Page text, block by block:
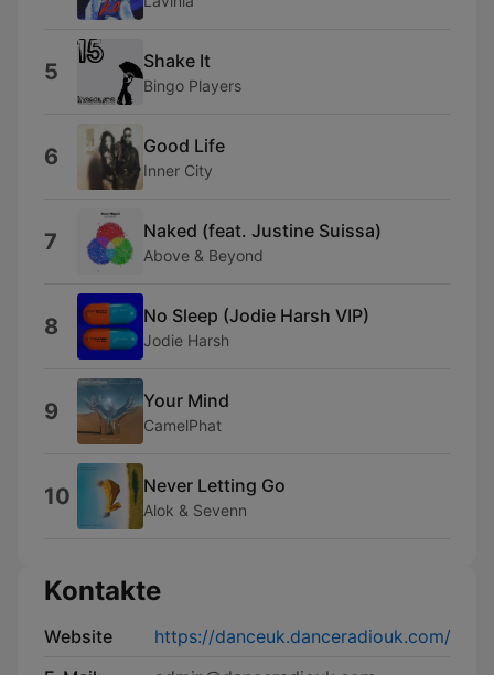
5 Shake It
Bingo Players
6 Good Life
Inner City
7 Naked (feat. Justine Suissa)
Above & Beyond
8 No Sleep (Jodie Harsh VIP)
Jodie Harsh
9 Your Mind
CamelPhat
10 Never Letting Go
Alok & Sevenn
Kontakte
Website
https://danceuk.danceradiouk.com/